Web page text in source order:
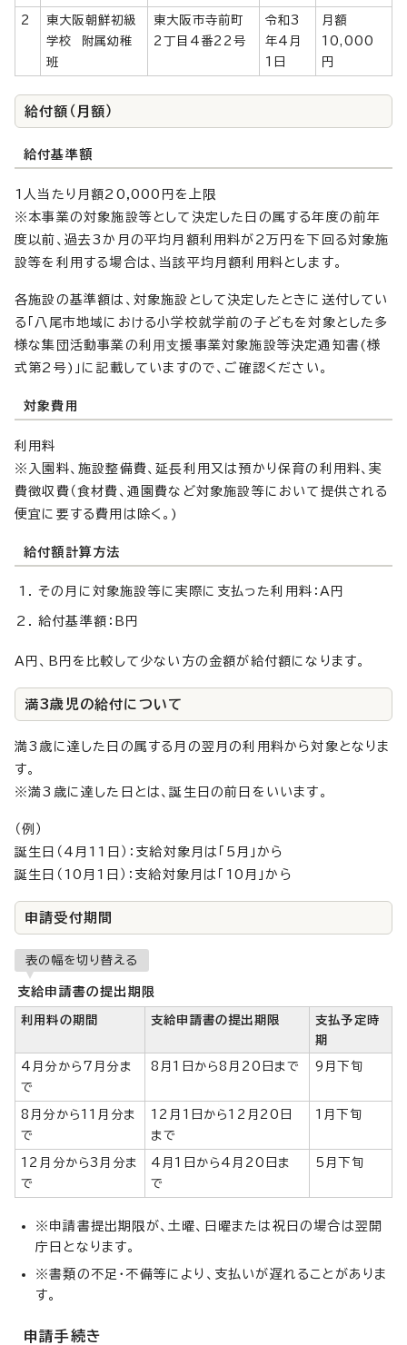
2
東大阪朝鮮初級
学校 附属幼稚
班
東大阪市寺前町
2丁目4番22号
令和3
年4月
1日
月額
10,000
円
給付額（月額）
給付基準額
1人当たり月額20,000円を上限
※本事業の対象施設等として決定した日の属する年度の前年
度以前、過去3か月の平均月額利用料が2万円を下回る対象施
設等を利用する場合は、当該平均月額利用料とします。
各施設の基準額は、対象施設として決定したときに送付してい
る「八尾市地域における小学校就学前の子どもを対象とした多
様な集団活動事業の利⽤⽀援事業対象施設等決定通知書(様
式第2号)」に記載していますので、ご確認ください。
対象費用
利用料
※入園料、施設整備費、延長利用又は預かり保育の利用料、実
費徴収費（食材費、通園費など対象施設等において提供される
便宜に要する費用は除く。)
給付額計算方法
その月に対象施設等に実際に支払った利用料：A円
給付基準額：B円
A円、B円を比較して少ない方の金額が給付額になります。
満3歳児の給付について
満3歳に達した日の属する月の翌月の利用料から対象となりま
す。
※満3歳に達した日とは、誕生日の前日をいいます。
（例）
誕生日（4月11日）：支給対象月は「5月」から
誕生日（10月1日）：支給対象月は「10月」から
申請受付期間
表の幅を切り替える
支給申請書の提出期限
利用料の期間 支給申請書の提出期限
支払予定時
期
4月分から7月分ま
で
8月1日から8月20日まで 9月下旬
8月分から11月分ま
で
12月1日から12月20日
まで
1月下旬
12月分から3月分ま
で
4月1日から4月20日ま
で
5月下旬
※申請書提出期限が、土曜、日曜または祝日の場合は翌開
庁日となります。
※書類の不足・不備等により、支払いが遅れることがありま
す。
申請手続き